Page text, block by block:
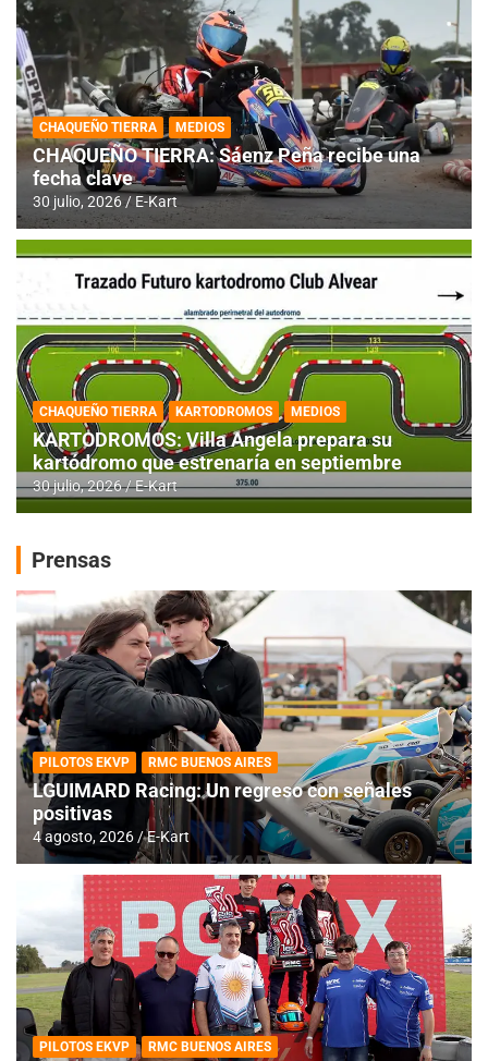
CHAQUEÑO TIERRA MEDIOS
CHAQUEÑO TIERRA: Sáenz Peña recibe una
fecha clave
30 julio, 2026 E-Kart
CHAQUEÑO TIERRA KARTODROMOS MEDIOS
KARTODROMOS: Villa Angela prepara su
kartódromo que estrenaría en septiembre
30 julio, 2026 E-Kart
Prensas
PILOTOS EKVP RMC BUENOS AIRES
LGUIMARD Racing: Un regreso con señales
positivas
4 agosto, 2026 E-Kart
PILOTOS EKVP RMC BUENOS AIRES